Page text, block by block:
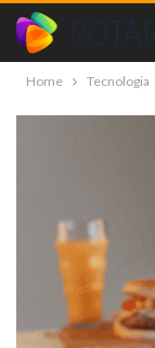
Home Tecnologia